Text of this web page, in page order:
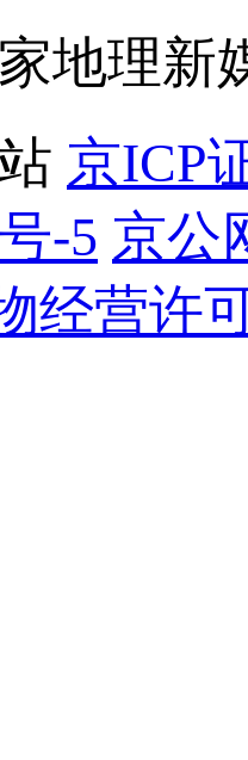
地理新
京ICP
-5 京公
经营许